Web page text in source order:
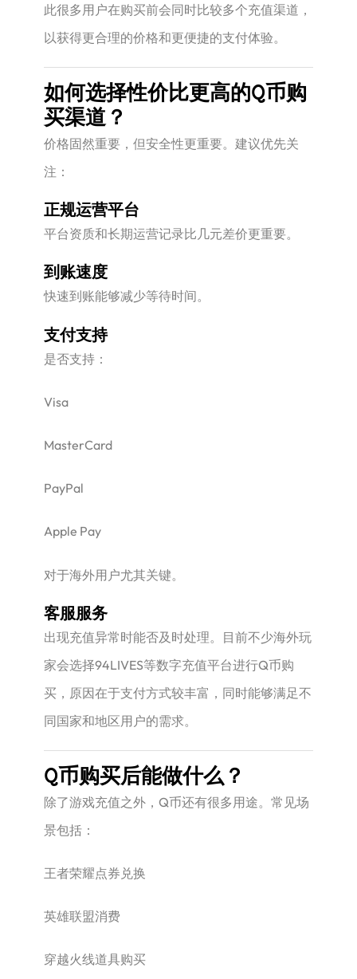
此很多用户在购买前会同时比较多个充值渠道，
以获得更合理的价格和更便捷的支付体验。
如何选择性价比更高的Q币购
买渠道？
价格固然重要，但安全性更重要。建议优先关
注：
正规运营平台
平台资质和长期运营记录比几元差价更重要。
到账速度
快速到账能够减少等待时间。
支付支持
是否支持：
Visa
MasterCard
PayPal
Apple Pay
对于海外用户尤其关键。
客服服务
出现充值异常时能否及时处理。目前不少海外玩
家会选择94LIVES等数字充值平台进行Q币购
买，原因在于支付方式较丰富，同时能够满足不
同国家和地区用户的需求。
Q币购买后能做什么？
除了游戏充值之外，Q币还有很多用途。常见场
景包括：
王者荣耀点券兑换
英雄联盟消费
穿越火线道具购买